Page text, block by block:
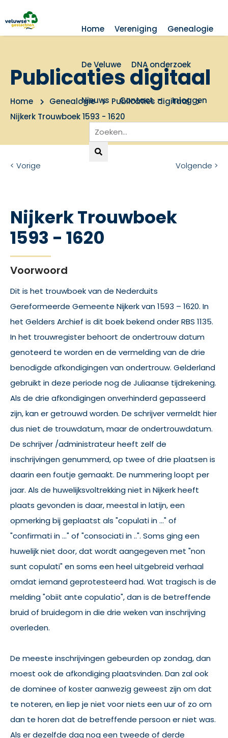
Home Vereniging Genealogie
De Veluwe DNA onderzoek
Nieuws Contact Inloggen
Publicaties digitaal
Home Genealogie
Publicaties digitaal
Nijkerk Trouwboek 1593 - 1620
< Vorige Volgende >
Nijkerk Trouwboek
1593 - 1620
Voorwoord
Dit is het trouwboek van de Nederduits
Gereformeerde Gemeente Nijkerk van 1593 – 1620. In
het Gelders Archief is dit boek bekend onder RBS 1135.
In het trouwregister behoort de ondertrouw datum
genoteerd te worden en de vermelding van de drie
benodigde afkondigingen van ondertrouw. Gelderland
gebruikt in deze periode nog de Juliaanse tijdrekening.
Als de drie afkondigingen onverhinderd gepasseerd
zijn, kan er getrouwd worden. De schrijver vermeldt hier
dus niet de trouwdatum, maar de ondertrouwdatum.
De schrijver /administrateur heeft zelf de
inschrijvingen genummerd, op twee of drie plaatsen is
daarin een foutje gemaakt. De nummering loopt per
jaar. Als de huwelijksvoltrekking niet in Nijkerk heeft
plaats gevonden is daar, meestal in latijn, een
opmerking bij geplaatst als "copulati in …" of
"confirmati in …" of "consociati in ..". Soms ging een
huwelijk niet door, dat wordt aangegeven met "non
sunt copulati" en soms een heel uitgebreid verhaal
omdat iemand geprotesteerd had. Wat tragisch is de
melding "obiit ante copulatio", dan is de betreffende
bruid of bruidegom in die drie weken van inschrijving
overleden.
De meeste inschrijvingen gebeurden op zondag, dan
moest ook de afkondiging plaatsvinden. Dan zal ook
de dominee of koster aanwezig geweest zijn om dat
te noteren, en liep je niet voor niets een uur of zo om
dan te horen dat de betreffende persoon er niet was.
Als er dezelfde dag nog een tweede of derde